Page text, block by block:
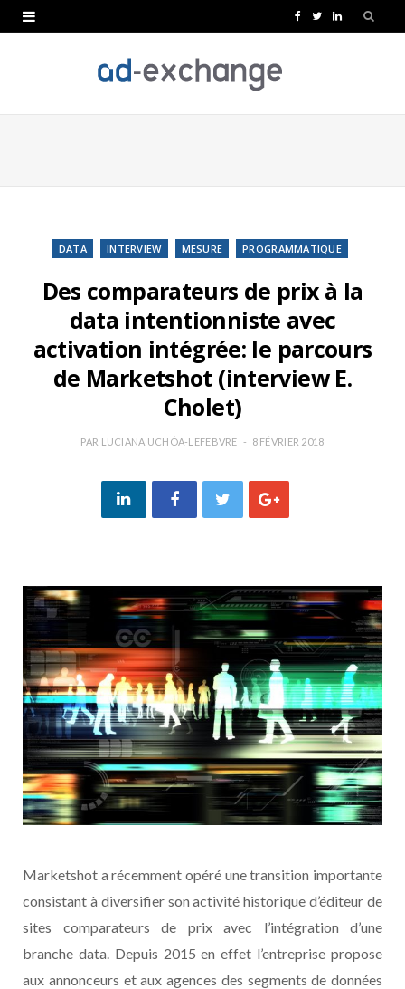
e
k
T
t
L
k
n
DATA INTERVIEW MESURE PROGRAMMATIQUE
Des comparateurs de prix à la
data intentionniste avec
activation intégrée: le parcours
de Marketshot (interview E.
Cholet)
PAR LUCIANA UCHÔA-LEFEBVRE 8 FÉVRIER 2018
Marketshot a récemment opéré une transition importante
consistant à diversifier son activité historique d’éditeur de
sites comparateurs de prix avec l’intégration d’une
branche data. Depuis 2015 en effet l’entreprise propose
aux annonceurs et aux agences des segments de données